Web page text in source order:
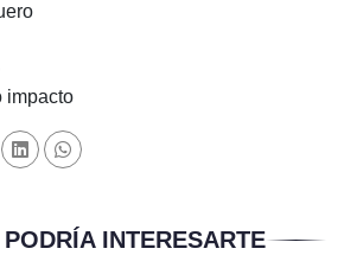
impacto
INTERESARTE